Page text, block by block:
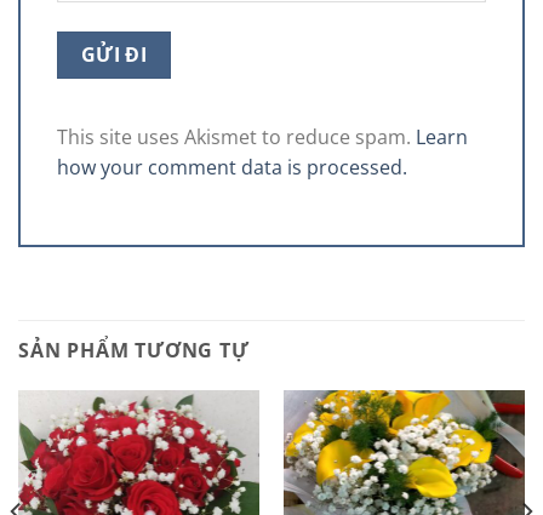
This site uses Akismet to reduce spam. Learn
how your comment data is processed.
SẢN PHẨM TƯƠNG TỰ